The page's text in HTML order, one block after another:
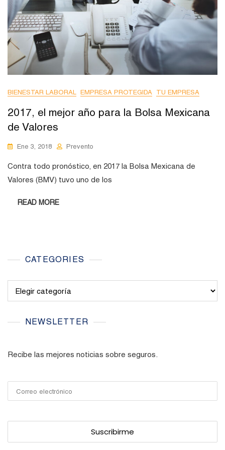
BIENESTAR LABORAL EMPRESA PROTEGIDA TU EMPRESA
2017, el mejor año para la Bolsa Mexicana
de Valores
Ene 3, 2018 Prevento
Contra todo pronóstico, en 2017 la Bolsa Mexicana de
Valores (BMV) tuvo uno de los
READ MORE
CATEGORIES
NEWSLETTER
Recibe las mejores noticias sobre seguros.